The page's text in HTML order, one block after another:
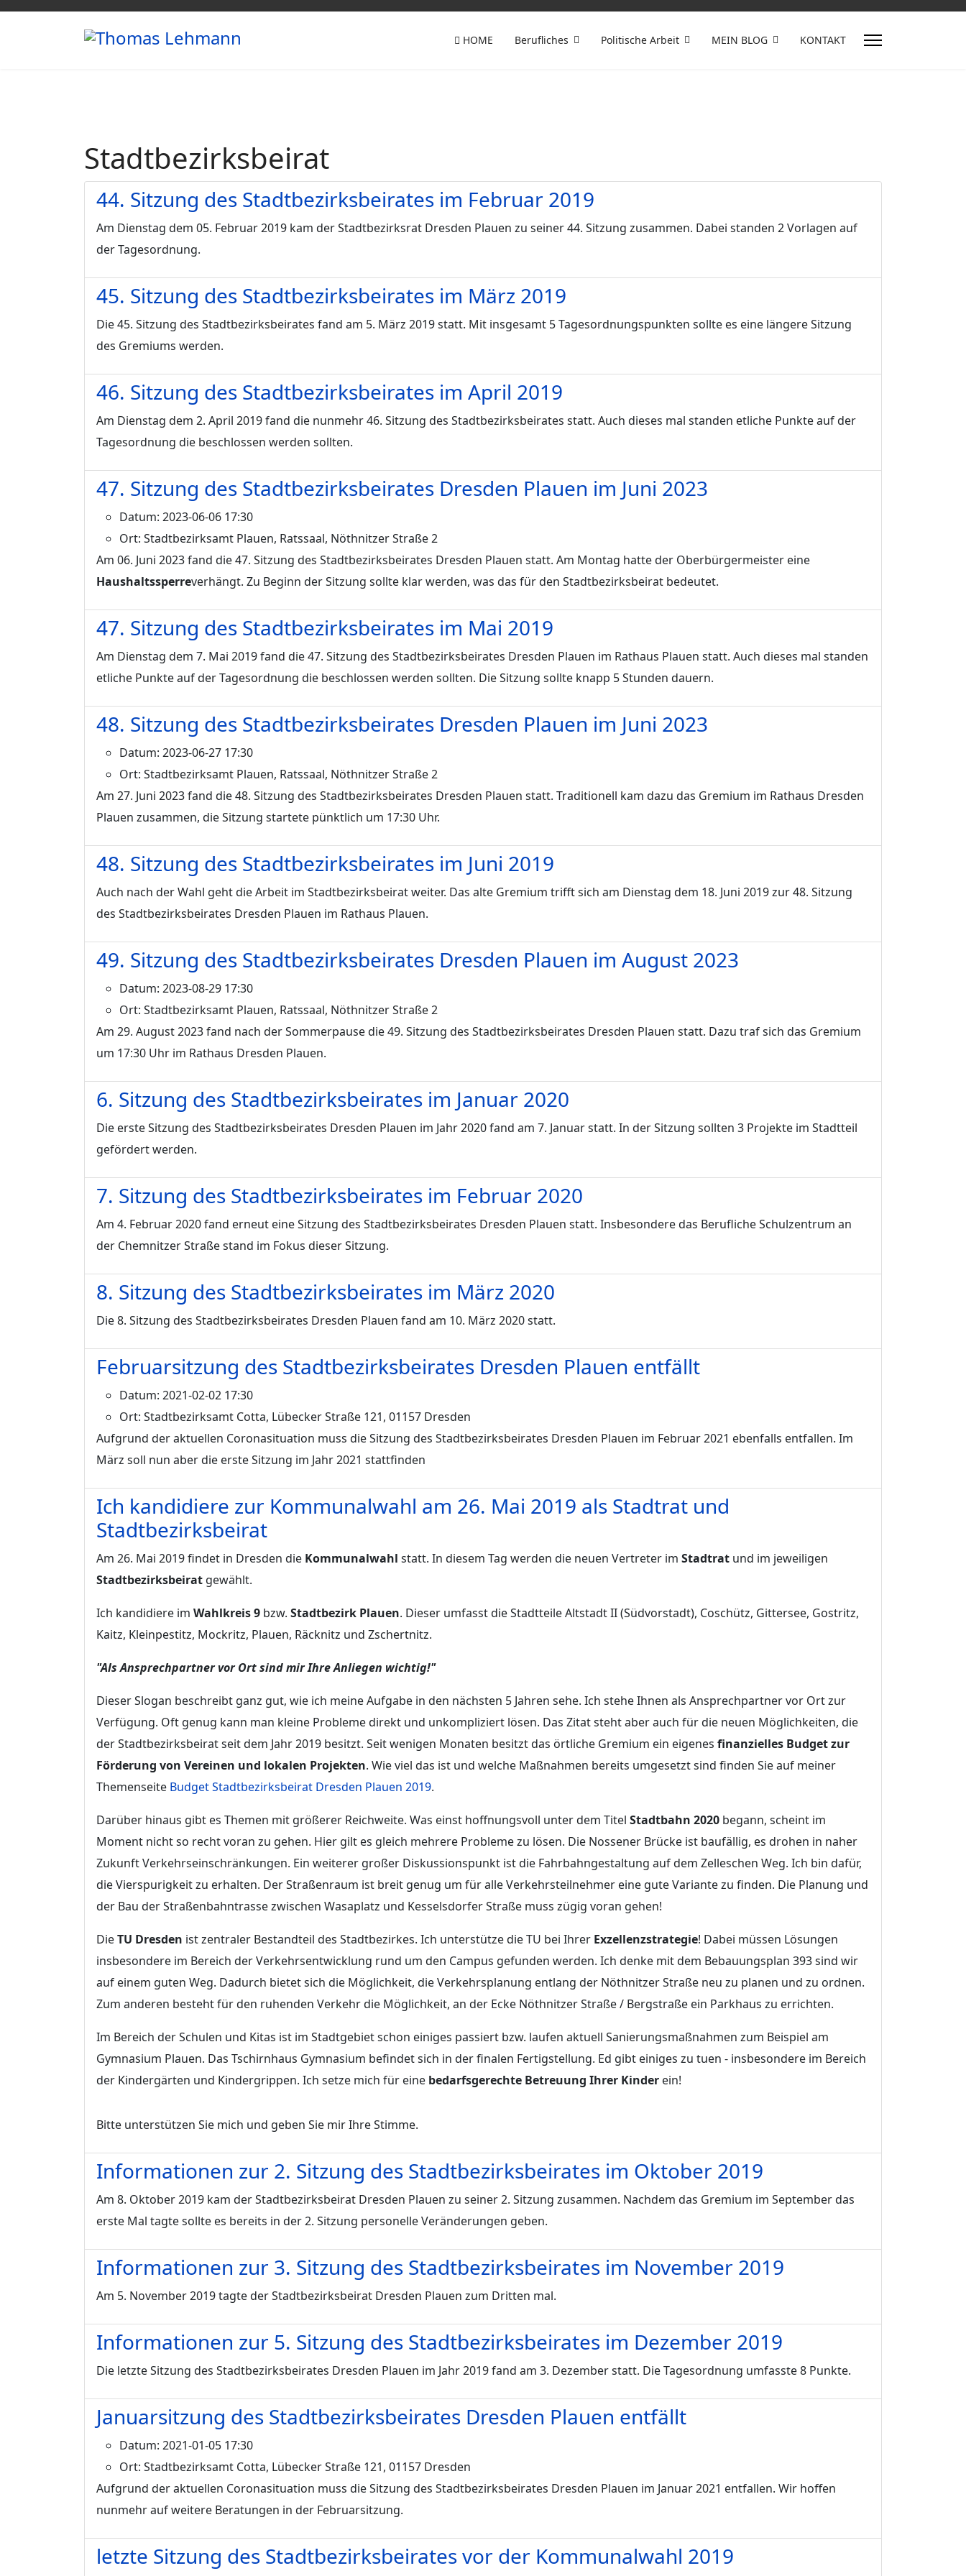
HOME Berufliches Politische Arbeit MEIN BLOG KONTAKT
Stadtbezirksbeirat
44. Sitzung des Stadtbezirksbeirates im Februar 2019
Am Dienstag dem 05. Februar 2019 kam der Stadtbezirksrat Dresden Plauen zu seiner 44. Sitzung zusammen. Dabei standen 2 Vorlagen auf
der Tagesordnung.
45. Sitzung des Stadtbezirksbeirates im März 2019
Die 45. Sitzung des Stadtbezirksbeirates fand am 5. März 2019 statt. Mit insgesamt 5 Tagesordnungspunkten sollte es eine längere Sitzung
des Gremiums werden.
46. Sitzung des Stadtbezirksbeirates im April 2019
Am Dienstag dem 2. April 2019 fand die nunmehr 46. Sitzung des Stadtbezirksbeirates statt. Auch dieses mal standen etliche Punkte auf der
Tagesordnung die beschlossen werden sollten.
47. Sitzung des Stadtbezirksbeirates Dresden Plauen im Juni 2023
Datum: 2023-06-06 17:30
Ort: Stadtbezirksamt Plauen, Ratssaal, Nöthnitzer Straße 2
Am 06. Juni 2023 fand die 47. Sitzung des Stadtbezirksbeirates Dresden Plauen statt. Am Montag hatte der Oberbürgermeister eine
Haushaltssperreverhängt. Zu Beginn der Sitzung sollte klar werden, was das für den Stadtbezirksbeirat bedeutet.
47. Sitzung des Stadtbezirksbeirates im Mai 2019
Am Dienstag dem 7. Mai 2019 fand die 47. Sitzung des Stadtbezirksbeirates Dresden Plauen im Rathaus Plauen statt. Auch dieses mal standen
etliche Punkte auf der Tagesordnung die beschlossen werden sollten. Die Sitzung sollte knapp 5 Stunden dauern.
48. Sitzung des Stadtbezirksbeirates Dresden Plauen im Juni 2023
Datum: 2023-06-27 17:30
Ort: Stadtbezirksamt Plauen, Ratssaal, Nöthnitzer Straße 2
Am 27. Juni 2023 fand die 48. Sitzung des Stadtbezirksbeirates Dresden Plauen statt. Traditionell kam dazu das Gremium im Rathaus Dresden
Plauen zusammen, die Sitzung startete pünktlich um 17:30 Uhr.
48. Sitzung des Stadtbezirksbeirates im Juni 2019
Auch nach der Wahl geht die Arbeit im Stadtbezirksbeirat weiter. Das alte Gremium trifft sich am Dienstag dem 18. Juni 2019 zur 48. Sitzung
des Stadtbezirksbeirates Dresden Plauen im Rathaus Plauen.
49. Sitzung des Stadtbezirksbeirates Dresden Plauen im August 2023
Datum: 2023-08-29 17:30
Ort: Stadtbezirksamt Plauen, Ratssaal, Nöthnitzer Straße 2
Am 29. August 2023 fand nach der Sommerpause die 49. Sitzung des Stadtbezirksbeirates Dresden Plauen statt. Dazu traf sich das Gremium
um 17:30 Uhr im Rathaus Dresden Plauen.
6. Sitzung des Stadtbezirksbeirates im Januar 2020
Die erste Sitzung des Stadtbezirksbeirates Dresden Plauen im Jahr 2020 fand am 7. Januar statt. In der Sitzung sollten 3 Projekte im Stadtteil
gefördert werden.
7. Sitzung des Stadtbezirksbeirates im Februar 2020
Am 4. Februar 2020 fand erneut eine Sitzung des Stadtbezirksbeirates Dresden Plauen statt. Insbesondere das Berufliche Schulzentrum an
der Chemnitzer Straße stand im Fokus dieser Sitzung.
8. Sitzung des Stadtbezirksbeirates im März 2020
Die 8. Sitzung des Stadtbezirksbeirates Dresden Plauen fand am 10. März 2020 statt.
Februarsitzung des Stadtbezirksbeirates Dresden Plauen entfällt
Datum: 2021-02-02 17:30
Ort: Stadtbezirksamt Cotta, Lübecker Straße 121, 01157 Dresden
Aufgrund der aktuellen Coronasituation muss die Sitzung des Stadtbezirksbeirates Dresden Plauen im Februar 2021 ebenfalls entfallen. Im
März soll nun aber die erste Sitzung im Jahr 2021 stattfinden
Ich kandidiere zur Kommunalwahl am 26. Mai 2019 als Stadtrat und
Stadtbezirksbeirat
Am 26. Mai 2019 findet in Dresden die Kommunalwahl statt. In diesem Tag werden die neuen Vertreter im Stadtrat und im jeweiligen
Stadtbezirksbeirat gewählt.
Ich kandidiere im Wahlkreis 9 bzw. Stadtbezirk Plauen. Dieser umfasst die Stadtteile Altstadt II (Südvorstadt), Coschütz, Gittersee, Gostritz,
Kaitz, Kleinpestitz, Mockritz, Plauen, Räcknitz und Zschertnitz.
"Als Ansprechpartner vor Ort sind mir Ihre Anliegen wichtig!"
Dieser Slogan beschreibt ganz gut, wie ich meine Aufgabe in den nächsten 5 Jahren sehe. Ich stehe Ihnen als Ansprechpartner vor Ort zur
Verfügung. Oft genug kann man kleine Probleme direkt und unkompliziert lösen. Das Zitat steht aber auch für die neuen Möglichkeiten, die
der Stadtbezirksbeirat seit dem Jahr 2019 besitzt. Seit wenigen Monaten besitzt das örtliche Gremium ein eigenes finanzielles Budget zur
Förderung von Vereinen und lokalen Projekten. Wie viel das ist und welche Maßnahmen bereits umgesetzt sind finden Sie auf meiner
Themenseite Budget Stadtbezirksbeirat Dresden Plauen 2019.
Darüber hinaus gibt es Themen mit größerer Reichweite. Was einst hoffnungsvoll unter dem Titel Stadtbahn 2020 begann, scheint im
Moment nicht so recht voran zu gehen. Hier gilt es gleich mehrere Probleme zu lösen. Die Nossener Brücke ist baufällig, es drohen in naher
Zukunft Verkehrseinschränkungen. Ein weiterer großer Diskussionspunkt ist die Fahrbahngestaltung auf dem Zelleschen Weg. Ich bin dafür,
die Vierspurigkeit zu erhalten. Der Straßenraum ist breit genug um für alle Verkehrsteilnehmer eine gute Variante zu finden. Die Planung und
der Bau der Straßenbahntrasse zwischen Wasaplatz und Kesselsdorfer Straße muss zügig voran gehen!
DieTU Dresden ist zentraler Bestandteil des Stadtbezirkes. Ich unterstütze die TU bei Ihrer Exzellenzstrategie! Dabei müssen Lösungen
insbesondere im Bereich der Verkehrsentwicklung rund um den Campus gefunden werden. Ich denke mit dem Bebauungsplan 393 sind wir
auf einem guten Weg. Dadurch bietet sich die Möglichkeit, die Verkehrsplanung entlang der Nöthnitzer Straße neu zu planen und zu ordnen.
Zum anderen besteht für den ruhenden Verkehr die Möglichkeit, an der Ecke Nöthnitzer Straße / Bergstraße ein Parkhaus zu errichten.
Im Bereich der Schulen und Kitas ist im Stadtgebiet schon einiges passiert bzw. laufen aktuell Sanierungsmaßnahmen zum Beispiel am
Gymnasium Plauen. Das Tschirnhaus Gymnasium befindet sich in der finalen Fertigstellung. Ed gibt einiges zu tuen - insbesondere im Bereich
der Kindergärten und Kindergrippen. Ich setze mich für eine bedarfsgerechte Betreuung Ihrer Kinder ein!
Bitte unterstützen Sie mich und geben Sie mir Ihre Stimme.
Informationen zur 2. Sitzung des Stadtbezirksbeirates im Oktober 2019
Am 8. Oktober 2019 kam der Stadtbezirksbeirat Dresden Plauen zu seiner 2. Sitzung zusammen. Nachdem das Gremium im September das
erste Mal tagte sollte es bereits in der 2. Sitzung personelle Veränderungen geben.
Informationen zur 3. Sitzung des Stadtbezirksbeirates im November 2019
Am 5. November 2019 tagte der Stadtbezirksbeirat Dresden Plauen zum Dritten mal.
Informationen zur 5. Sitzung des Stadtbezirksbeirates im Dezember 2019
Die letzte Sitzung des Stadtbezirksbeirates Dresden Plauen im Jahr 2019 fand am 3. Dezember statt. Die Tagesordnung umfasste 8 Punkte.
Januarsitzung des Stadtbezirksbeirates Dresden Plauen entfällt
Datum: 2021-01-05 17:30
Ort: Stadtbezirksamt Cotta, Lübecker Straße 121, 01157 Dresden
Aufgrund der aktuellen Coronasituation muss die Sitzung des Stadtbezirksbeirates Dresden Plauen im Januar 2021 entfallen. Wir hoffen
nunmehr auf weitere Beratungen in der Februarsitzung.
letzte Sitzung des Stadtbezirksbeirates vor der Kommunalwahl 2019